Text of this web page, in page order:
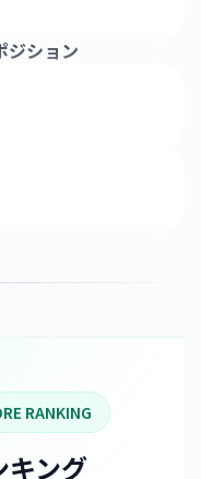
ジション
RANKING
キング